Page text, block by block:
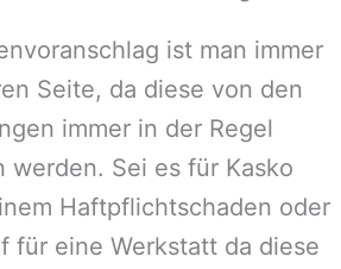
ist man immer
Seite, da diese von den
immer in der Regel
werden. Sei es für Kasko
Haftpflichtschaden oder
für eine Werkstatt da diese